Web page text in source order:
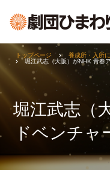
堀江武志（
ドベンチャ
トップページ 養成所・入所
堀江武志（大阪）がNHK 青春